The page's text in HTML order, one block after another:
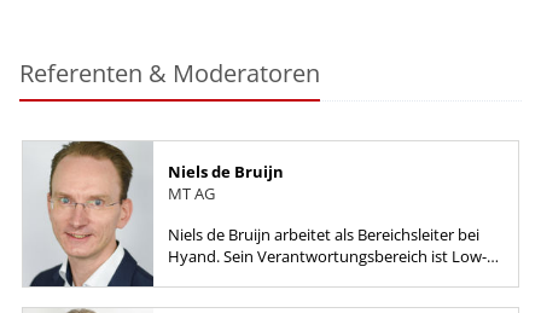
Referenten & Moderatoren
Niels de Bruijn
MT AG
Niels de Bruijn arbeitet als Bereichsleiter bei
Hyand. Sein Verantwortungsbereich ist Low-